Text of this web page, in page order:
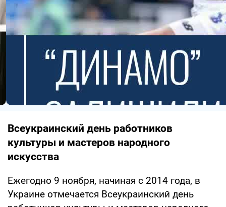
Всеукраинский день работников
культуры и мастеров народного
искусства
Ежегодно 9 ноября, начиная с 2014 года, в
Украине отмечается Всеукраинский день